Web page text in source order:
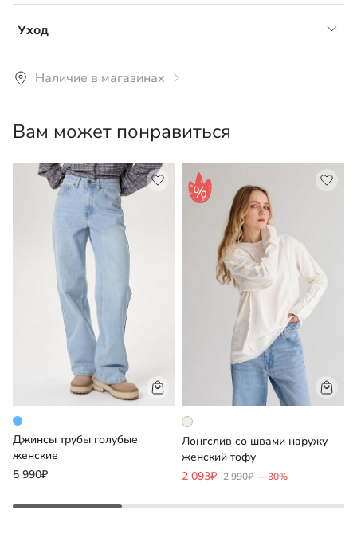
пропитку DWR. Ткань PROXIMA предназначена для
пошива элитной
одежды outdoor.
- основной материал: спортивная ткань Proxima, 88%
Уход
Рекомендуется стирка со специальными жидкими
средствами для спортивных тканей при температуре
Наличие в магазинах
Вам может понравиться
Джинсы трубы голубые
женские
5 990₽
Лонгслив со швами наружу
женский тофу
2 093₽ 2 990₽ —30%